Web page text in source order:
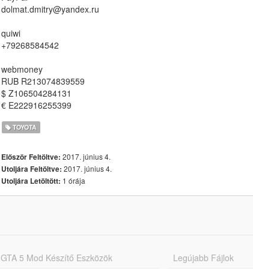
dolmat.dmitry@yandex.ru
quiwi
+79268584542
webmoney
RUB R213074839559
$ Z106504284131
€ E222916255399
TOYOTA
Először Feltöltve: 2017. június 4.
Utoljára Feltöltve: 2017. június 4.
Utoljára Letöltött: 1 órája
GTA 5 Mod Készítő Eszközök Legújabb Fájlok